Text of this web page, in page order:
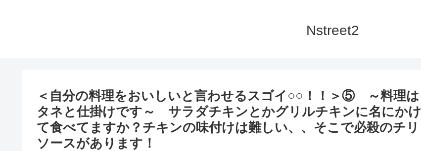
Nstreet2
＜自分の料理をおいしいと言わせるスゴイ○○！！＞⑤ ～料理は
タネと仕掛けです～ サラダチキンとかグリルチキンに名にかけ
て食べてますか？チキンの味付けは難しい、、そこで必殺のチリ
ソースがあります！